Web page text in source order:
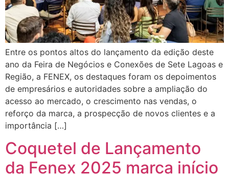
Entre os pontos altos do lançamento da edição deste
ano da Feira de Negócios e Conexões de Sete Lagoas e
Região, a FENEX, os destaques foram os depoimentos
de empresários e autoridades sobre a ampliação do
acesso ao mercado, o crescimento nas vendas, o
reforço da marca, a prospecção de novos clientes e a
importância […]
Coquetel de Lançamento
da Fenex 2025 marca início